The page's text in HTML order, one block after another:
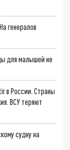
генералов
для малышей не
в России. Страны
ВСУ теряют
судну на